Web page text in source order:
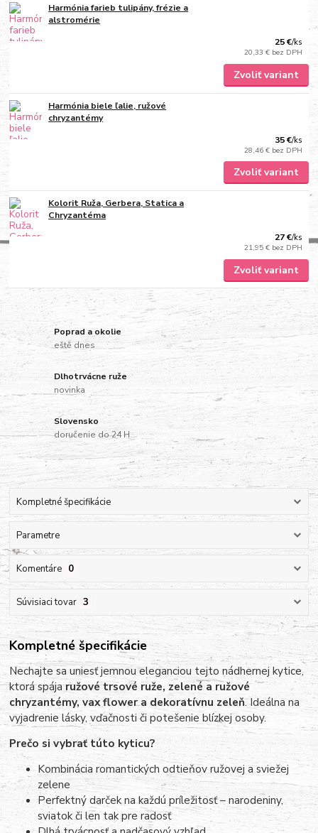
Harmónia farieb tulipány, frézie a
alstromérie
25 €/ks
20,33 € bez DPH
Zvoliť variant
Harmónia biele ľalie, ružové
chryzantémy
35 €/ks
28,46 € bez DPH
Zvoliť variant
Kolorit Ruža, Gerbera, Statica a
Chryzantéma
27 €/ks
21,95 € bez DPH
Zvoliť variant
Poprad a okolie
eště dnes
Dlhotrvácne ruže
novinka
Slovensko
doručenie do 24 H
Kompletné špecifikácie
Parametre
Komentáre 0
Súvisiaci tovar 3
Kompletné špecifikácie
Nechajte sa uniesť jemnou eleganciou tejto nádhernej kytice,
ktorá spájaružové trsové ruže, zelené a ružové
chryzantémy, vax flower a dekoratívnu zeleň. Ideálna na
vyjadrenie lásky, vďačnosti či potešenie blízkej osoby.
Prečo si vybrať túto kyticu?
Kombinácia romantických odtieňov ružovej a sviežej
zelene
Perfektný darček na každú príležitosť – narodeniny,
sviatok či len tak pre radosť